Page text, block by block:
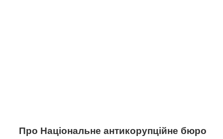
Про Національне антикорупційне бюро